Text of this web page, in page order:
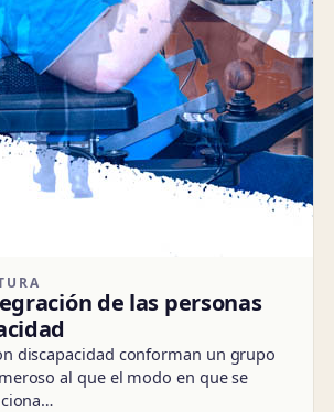
de las personas
discapacidad conforman un grupo
al que el modo en que se